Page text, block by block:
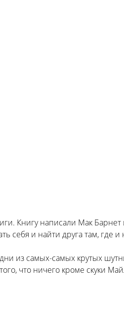
Книгу написали Мак
себя и найти друга там, где
из самых-самых крутых
что ничего кроме скуки